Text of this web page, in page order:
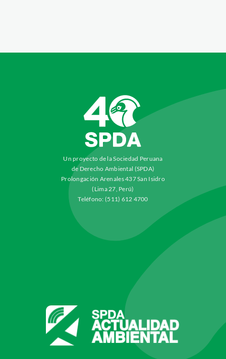
Un proyecto de la Sociedad Peruana
de Derecho Ambiental (SPDA)
Prolongación Arenales 437 San Isidro
(Lima 27, Perú)
Teléfono: (511) 612 4700